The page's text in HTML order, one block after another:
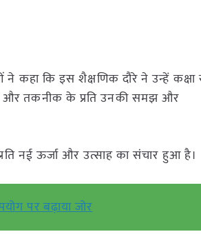
ने कहा कि इस शैक्षणिक दौरे ने उन्हें
और तकनीक के प्रति उनकी समझ और
नई ऊर्जा और उत्साह का संचार हुआ है।
पर बढ़ाया जोर